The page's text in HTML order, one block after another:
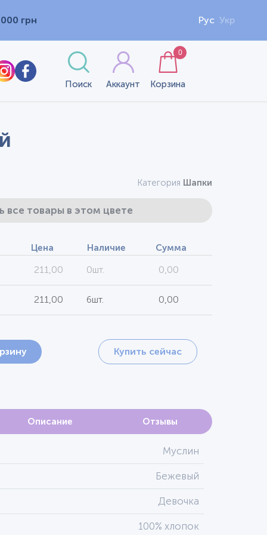
грн Рус Укр
Поиск Аккаунт Корзина
0
Категория Шапки
все товары в этом цвете
Цена Наличие Сумма
211,00 0шт. 0,00
211,00 6шт. 0,00
Купить сейчас
Описание Отзывы
Муслин
Бежевый
Девочка
100% хлопок